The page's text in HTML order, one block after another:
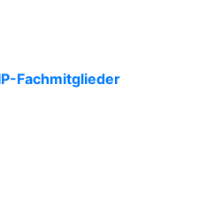
Fachmitglieder